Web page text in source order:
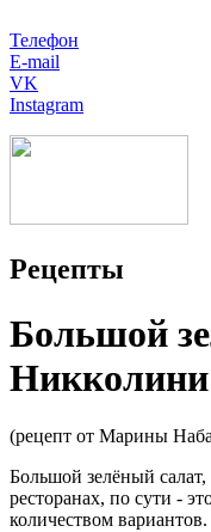
Телефон
E-mail
VK
Instagram
Рецепты
Большой
Никколини
(рецепт от Марины
Большой зелёный
ресторанах, по сути -
количеством вариантов.